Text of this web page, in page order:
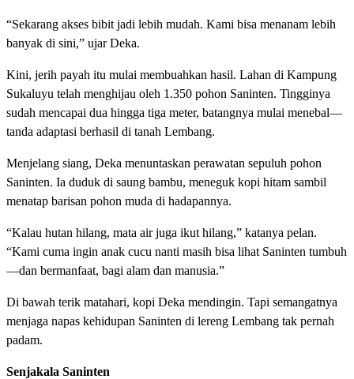
“Sekarang akses bibit jadi lebih mudah. Kami bisa menanam lebih
banyak di sini,” ujar Deka.
Kini, jerih payah itu mulai membuahkan hasil. Lahan di Kampung
Sukaluyu telah menghijau oleh 1.350 pohon Saninten. Tingginya
sudah mencapai dua hingga tiga meter, batangnya mulai menebal—
tanda adaptasi berhasil di tanah Lembang.
Menjelang siang, Deka menuntaskan perawatan sepuluh pohon
Saninten. Ia duduk di saung bambu, meneguk kopi hitam sambil
menatap barisan pohon muda di hadapannya.
“Kalau hutan hilang, mata air juga ikut hilang,” katanya pelan.
“Kami cuma ingin anak cucu nanti masih bisa lihat Saninten tumbuh
—dan bermanfaat, bagi alam dan manusia.”
Di bawah terik matahari, kopi Deka mendingin. Tapi semangatnya
menjaga napas kehidupan Saninten di lereng Lembang tak pernah
padam.
Senjakala Saninten